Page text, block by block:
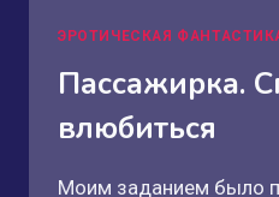
ЭРОТИЧЕСКАЯ
Пассажирка.
влюбиться
Моим заданием было